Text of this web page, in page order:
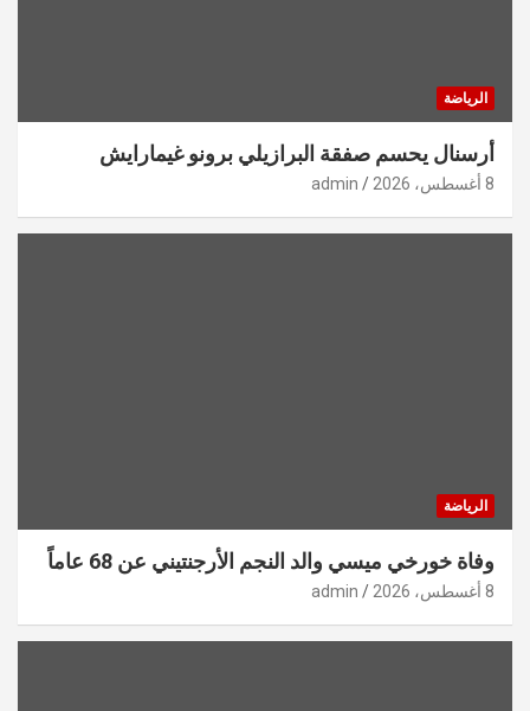
الرياضة
أرسنال يحسم صفقة البرازيلي برونو غيمارايش
8 أغسطس، 2026 admin
الرياضة
وفاة خورخي ميسي والد النجم الأرجنتيني عن 68 عاماً
8 أغسطس، 2026 admin